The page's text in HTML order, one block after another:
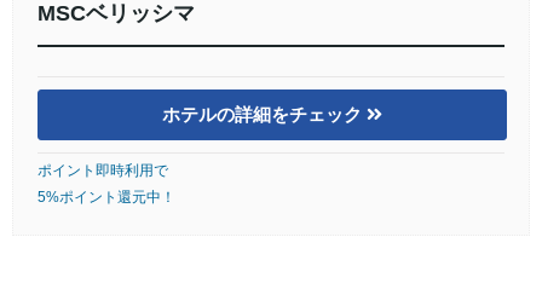
MSCベリッシマ
ホテルの詳細をチェック
ポイント即時利用で
5%ポイント還元中！